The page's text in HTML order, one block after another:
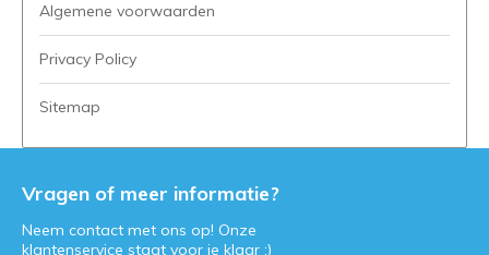
Algemene voorwaarden
Privacy Policy
Sitemap
Vragen of meer informatie?
Neem contact met ons op! Onze
klantenservice staat voor je klaar :)